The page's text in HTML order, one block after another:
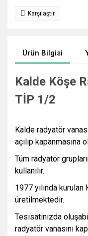
Karşılaştır
Ürün Bilgisi
Kalde Köşe
TİP 1/2
Kalde radyatör
açılıp kapanmasına
Tüm radyatör
kullanılır.
1977 yılında kurulan
üretilmektedir.
Tesisatınızda
radyatör vanasını